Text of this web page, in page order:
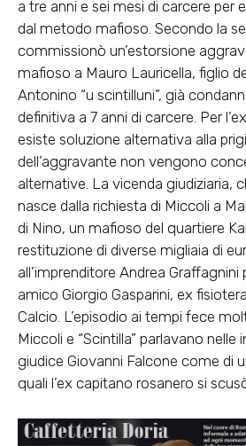
a tre anni e sei mesi di carcere per
dal metodo mafioso. Secondo la
commissionò un’estorsione
mafioso a Mauro Lauricella, figlio
Antonino “u scintilluni”, già
definitiva a 7 anni di carcere. Per
esiste soluzione alternativa alla
dell’aggravante non vengono
alternative. La vicenda giudiziaria,
nasce dalla richiesta di Miccoli a
di Nino, un mafioso del quartiere
restituzione di diverse migliaia di
all’imprenditore Andrea
amico Giorgio Gasparini, ex
Calcio. L’episodio ai tempi fece
Miccoli e “Scintilla” parlavano nelle
giudice Giovanni Falcone come di
quali l’ex capitano rosanero si